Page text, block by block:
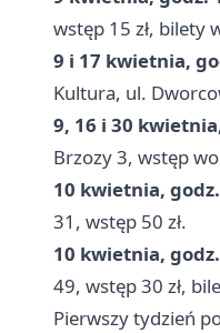
wstęp 15 zł, bilety
9 i 17 kwietnia,
Kultura, ul.
9, 16 i 30
Brzozy 3, wstęp
10 kwietnia,
31, wstęp 50 zł.
10 kwietnia,
49, wstęp 30 zł,
Pierwszy tydzień